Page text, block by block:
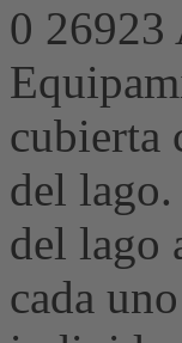
0 26923
cubierta
del lago.
del lago
cada